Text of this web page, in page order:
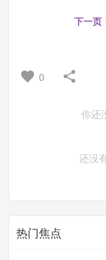
下一页
0
你还
还没
热门焦点